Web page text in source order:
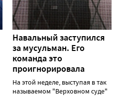
Навальный заступился
за мусульман. Его
команда это
проигнорировала
На этой неделе, выступая в так
называемом "Верховном суде"